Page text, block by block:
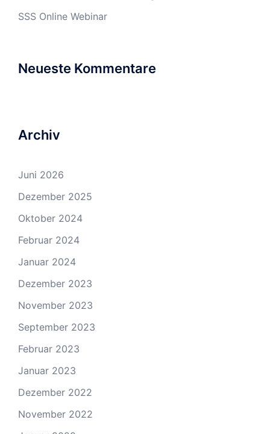
SSS Online Webinar
Neueste Kommentare
Archiv
Juni 2026
Dezember 2025
Oktober 2024
Februar 2024
Januar 2024
Dezember 2023
November 2023
September 2023
Februar 2023
Januar 2023
Dezember 2022
November 2022